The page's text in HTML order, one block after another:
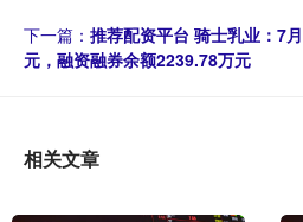
下一篇： 推荐配资平台 骑士乳业：7
元，融资融券余额2239.78万元
相关文章